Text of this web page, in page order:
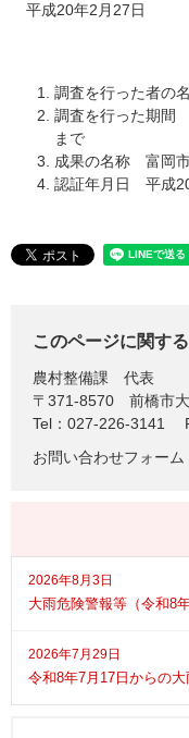
平成20年2月27日
調査を行った者の
調査を行った期間
まで
成果の名称 富岡
認証年月日 平成
このページに関す
農村整備課
代表
〒371-8570
前橋市
Tel：027-226-3141
お問い合わせフォーム
2026年8月3日
大雨危険警報等（令和8
2026年7月29日
令和8年7月17日からの大